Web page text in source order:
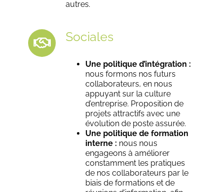
autres.
Sociales
Une politique d’intégration :
nous formons nos futurs
collaborateurs, en nous
appuyant sur la culture
d’entreprise. Proposition de
projets attractifs avec une
évolution de poste assurée.
Une politique de formation
interne : nous nous
engageons à améliorer
constamment les pratiques
de nos collaborateurs par le
biais de formations et de